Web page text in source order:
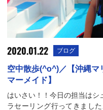
2020.01.22 ブログ
空中散歩(^o^)／【沖縄
マーメイド】
はいさい！！今日の担当は
ラセーリング行ってきまし